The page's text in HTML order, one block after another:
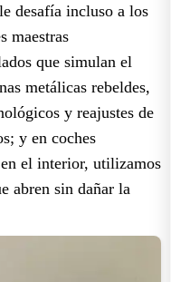
desafía incluso a los
maestras
que simulan el
metálicas rebeldes,
y reajustes de
y en coches
el interior, utilizamos
abren sin dañar la